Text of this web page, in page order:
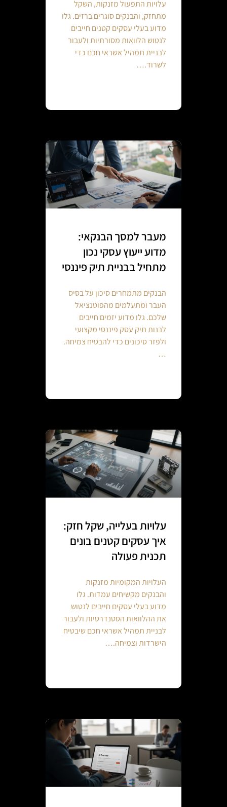
עלויות התפעול מזנקות, השקל
מתחזק, והבנקים סוגרים ברזים. גלו
מדוע בעלי עסקים קטנים חייבים
לנטוש הלוואות מסורתיות ולעבור
לבניית תמהיל אשראי חכם כדי
לשרוד.…
מעבר למסך הבנקאי:
מדוע ייעוץ עסקי נכון
מתחיל בבניית תיק פיננסי
הבנקים מתמחרים סיכון על בסיס
העבר ומתעלמים מהפוטנציאל
שלכם. גלו מדוע יזמים חייבים
לבנות תיק עסק פיננסי מקצועי
ולפזר סיכונים כדי להבטיח צמיחה.
…
עלויות בעלייה, שקל חזק:
איך עסקים קטנים בונים
תכנית פעולה
העלויות המקומיות מזנקות
והבנקים מקשיחים עמדות. גלו
מדוע בעלי עסקים חייבים לנטוש
את ההלוואות הסטנדרטיות ולעבור
לבניית תמהיל אשראי חכם שיבטיח
הישרדות וצמיחה.…